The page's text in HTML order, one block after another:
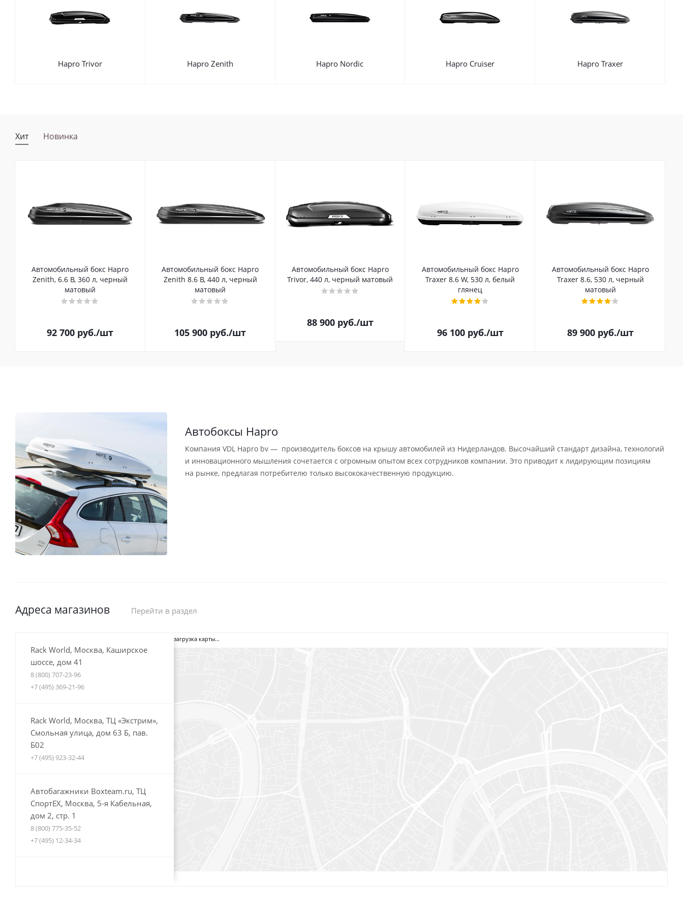
Hapro Trivor Hapro Zenith Hapro Nordic Hapro Cruiser Hapro Traxer
Хит Новинка
Автомобильный бокс Hapro
Zenith, 6.6 B, 360 л, черный
матовый
92 700 руб./шт
Автомобильный бокс Hapro
Zenith 8.6 B, 440 л, черный
матовый
105 900 руб./шт
Автомобильный бокс Hapro
Trivor, 440 л, черный матовый
88 900руб./шт
Автомобильный бокс Hapro
Traxer 8.6 W, 530 л, белый
глянец
96 100руб./шт
Автомобильный бокс Hapro
Traxer 8.6, 530 л, черный
матовый
89 900руб./шт
Автобоксы Hapro
Компания VDL Hapro bv — производитель боксов на крышу автомобилей из Нидерландов. Высочайший стандарт дизайна, технологий
и инновационного мышления сочетается с огромным опытом всех сотрудников компании. Это приводит к лидирующим позициям
на рынке, предлагая потребителю только высококачественную продукцию.
Адреса магазинов Перейти в раздел
Rack World, Москва, Каширское
шоссе, дом 41
8 (800) 707-23-96
+7 (495) 369-21-96
Rack World, Москва, ТЦ «Экстрим»,
Смольная улица, дом 63 Б, пав.
Б02
+7 (495) 923-32-44
Автобагажники Boxteam.ru, ТЦ
СпортЕХ, Москва, 5-я Кабельная,
дом 2, стр. 1
8 (800) 775-35-52
+7 (495) 12-34-34
загрузка карты...